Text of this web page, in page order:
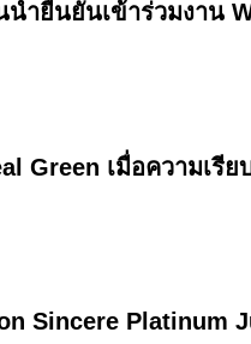
ำยืนยันเข้าร่วมงาน
Green เมื่อความเรี
Sincere Platinum